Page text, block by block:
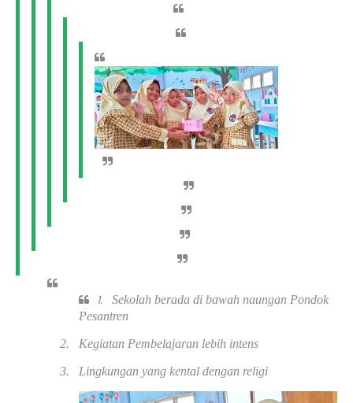
1.
Sekolah berada di bawah naungan Pondok
Pesantren
2. Kegiatan Pembelajaran lebih intens
3. Lingkungan yang kental dengan religi